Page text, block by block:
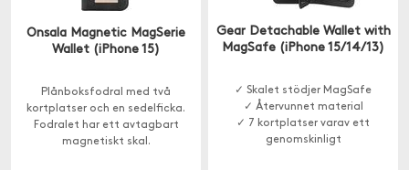
Onsala Magnetic MagSerie
Wallet (iPhone 15)
Plånboksfodral med två
kortplatser och en sedelficka.
Fodralet har ett avtagbart
magnetiskt skal.
Gear Detachable Wallet with
MagSafe (iPhone 15/14/13)
✓ Skalet stödjer MagSafe
✓ Återvunnet material
✓ 7 kortplatser varav ett
genomskinligt